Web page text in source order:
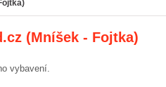
(Mníšek - Fojtka)
vybavení.